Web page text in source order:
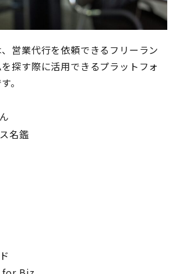
営業代行を依頼できるフリーラン
探す際に活用できるプラットフォ
。
名鑑